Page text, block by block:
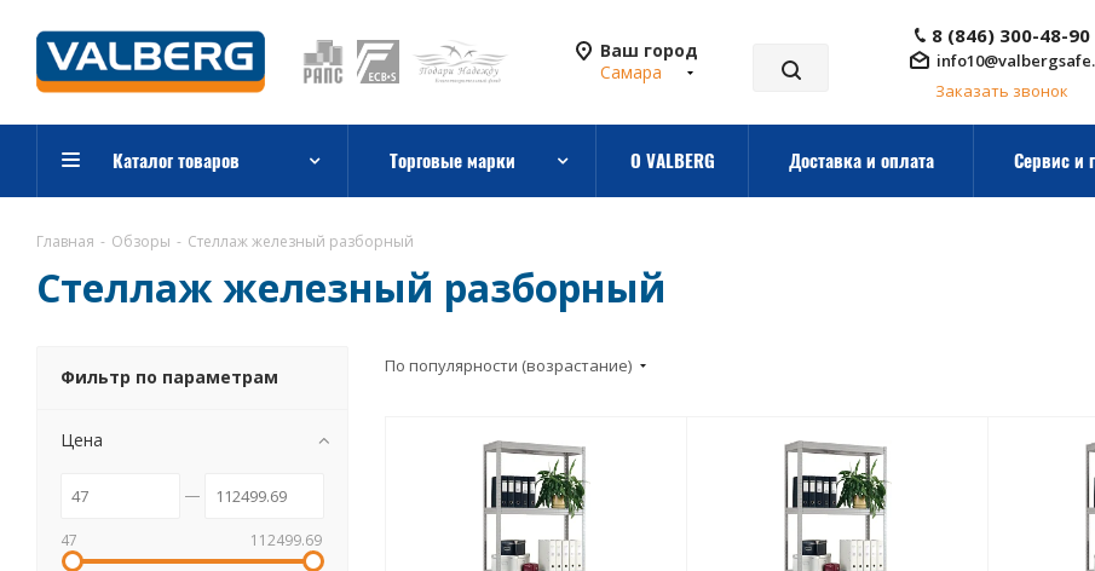
Ваш город
Самара
8 (846) 300-48-90
Заказать звонок
Каталог товаров Торговые марки О VALBERG Доставка и оплата Сервис и
Главная - Обзоры - Стеллаж железный разборный
Стеллаж железный разборный
По популярности (возрастание)
Фильтр по параметрам
Цена
47 112499.69